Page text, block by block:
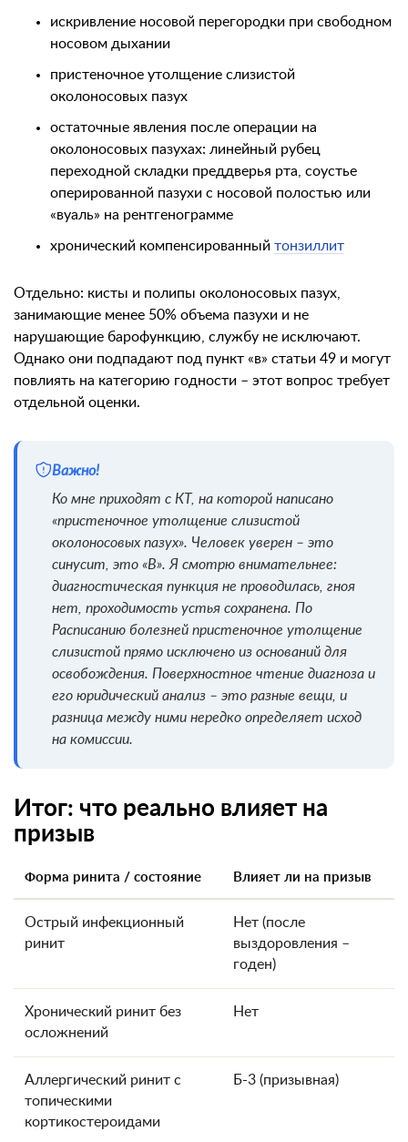
искривление носовой перегородки при свободном
носовом дыхании
пристеночное утолщение слизистой
околоносовых пазух
остаточные явления после операции на
околоносовых пазухах: линейный рубец
переходной складки преддверья рта, соустье
оперированной пазухи с носовой полостью или
«вуаль» на рентгенограмме
хронический компенсированный тонзиллит
Отдельно: кисты и полипы околоносовых пазух,
занимающие менее 50% объема пазухи и не
нарушающие барофункцию, службу не исключают.
Однако они подпадают под пункт «в» статьи 49 и могут
повлиять на категорию годности – этот вопрос требует
отдельной оценки.
Важно!
Ко мне приходят с КТ, на которой написано
«пристеночное утолщение слизистой
околоносовых пазух». Человек уверен – это
синусит, это «В». Я смотрю внимательнее:
диагностическая пункция не проводилась, гноя
нет, проходимость устья сохранена. По
Расписанию болезней пристеночное утолщение
слизистой прямо исключено из оснований для
освобождения. Поверхностное чтение диагноза и
его юридический анализ – это разные вещи, и
разница между ними нередко определяет исход
на комиссии.
Итог: что реально влияет на
призыв
Форма ринита / состояние Влияет ли на призыв
Острый инфекционный
ринит
Нет (после
выздоровления –
годен)
Хронический ринит без
осложнений
Нет
Аллергический ринит с
топическими
кортикостероидами
Б-3 (призывная)